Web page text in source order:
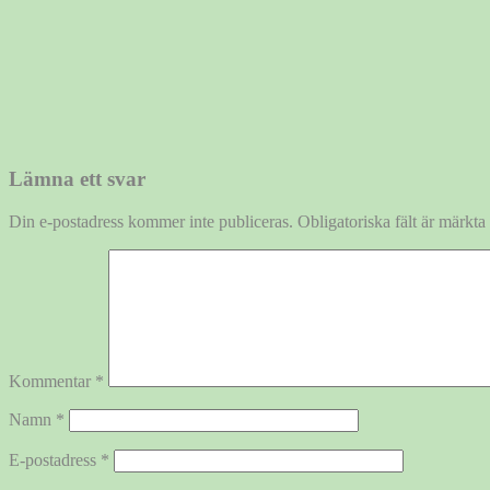
Lämna ett svar
Din e-postadress kommer inte publiceras. Obligatoriska fält är märkta
Kommentar *
Namn *
E-postadress *